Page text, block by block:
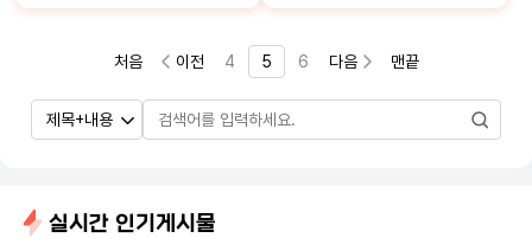
처음 이전 4 5 6 다음 맨끝
실시간 인기게시물